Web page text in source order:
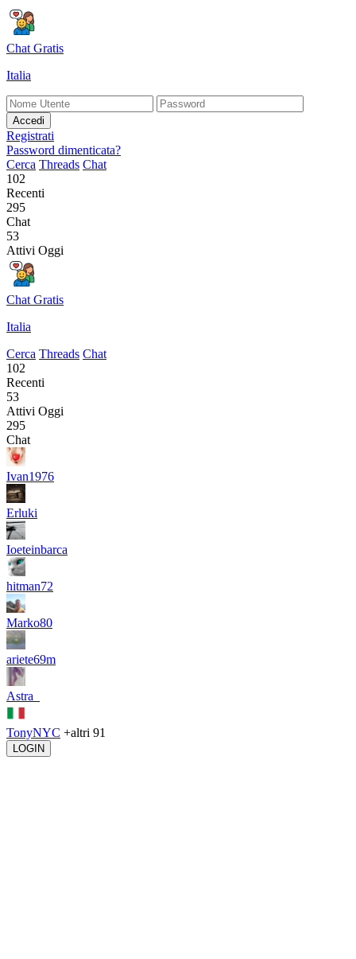
Chat Gratis
Italia
Accedi
Registrati
Password dimenticata?
Cerca Threads Chat
102
Recenti
295
Chat
53
Attivi Oggi
Chat Gratis
Italia
Cerca Threads Chat
102
Recenti
53
Attivi Oggi
295
Chat
Ivan1976
Erluki
Ioeteinbarca
hitman72
Marko80
ariete69m
Astra_
TonyNYC +altri 91
LOGIN